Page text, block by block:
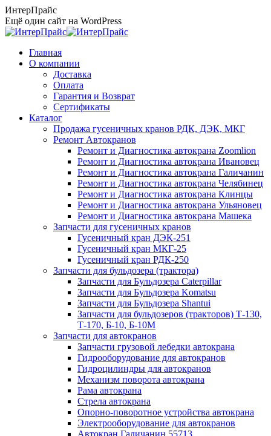
Перейти
к
содержанию
ИнтерПрайс
Ещё один сайт на WordPress
Главная
О компании
Доставка
Оплата
Гарантия и Возврат
Сертификаты
Каталог
Продажа гусеничных кранов РДК, ДЭК, МКГ
Ремонт Автокранов
Ремонт и Диагностика автокрана Zoomlion
Ремонт и Диагностика автокрана Ивановец
Ремонт и Диагностика автокрана Галичанин
Ремонт и Диагностика автокрана Челябинец
Ремонт и Диагностика автокрана Клинцы
Ремонт и Диагностика автокрана Ульяновец
Ремонт и Диагностика автокрана Машека
Запчасти для гусеничных кранов
Гусеничный кран ДЭК-251
Гусеничный кран МКГ-25
Гусеничный кран РДК-250
Запчасти для бульдозера (трактора)
Запчасти для Бульдозера Caterpillar
Запчасти для Бульдозера Komatsu
Запчасти для Бульдозера Shantui
Запчасти для бульдозеров (тракторов) Т-130,
Т-170, Б-10, Б-10М
Запчасти для автокранов
Запчасти грузовой лебедки автокрана
Гидрооборудование для автокранов
Гидроцилиндры для автокранов
Механизм поворота автокрана
Рама автокрана
Стрела автокрана
Опорно-поворотное устройства автокрана
Электрооборудование для автокранов
Автокран Галичанин 55713